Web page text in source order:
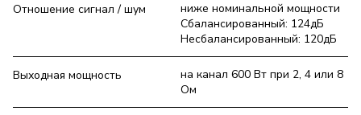
Отношение сигнал / шум
ниже номинальной мощности
Сбалансированный: 124дБ
Несбалансированный: 120дБ
Выходная мощность
на канал 600 Вт при 2, 4 или 8
Ом